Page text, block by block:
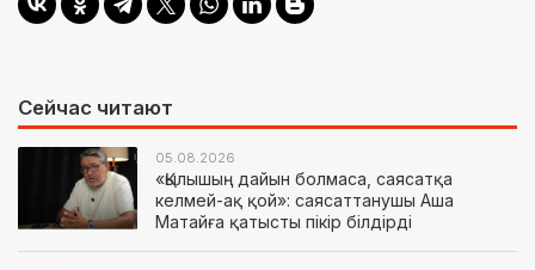
Сейчас читают
05.08.2026
«Қылышың дайын болмаса, саясатқа
келмей-ақ қой»: саясаттанушы Аша
Матайға қатысты пікір білдірді